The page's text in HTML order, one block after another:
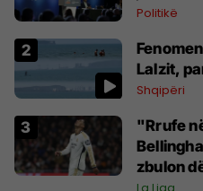
Politikë
Lalzit,
Shqipëri
"Rrufe
zbulon
largim